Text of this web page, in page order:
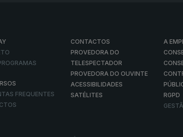
FREQUENTES
CONTACTOS
PROVEDORA DO
TELESPECTADOR
PROVEDORA DO OUVINTE
ACESSIBILIDADES
SATÉLITES
A
RGPD